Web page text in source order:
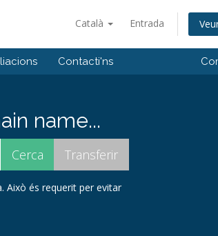
Català Entrada
Contacti'ns
name...
Això és requerit per evitar